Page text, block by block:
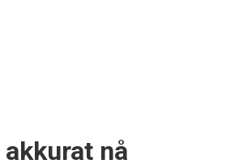
nå